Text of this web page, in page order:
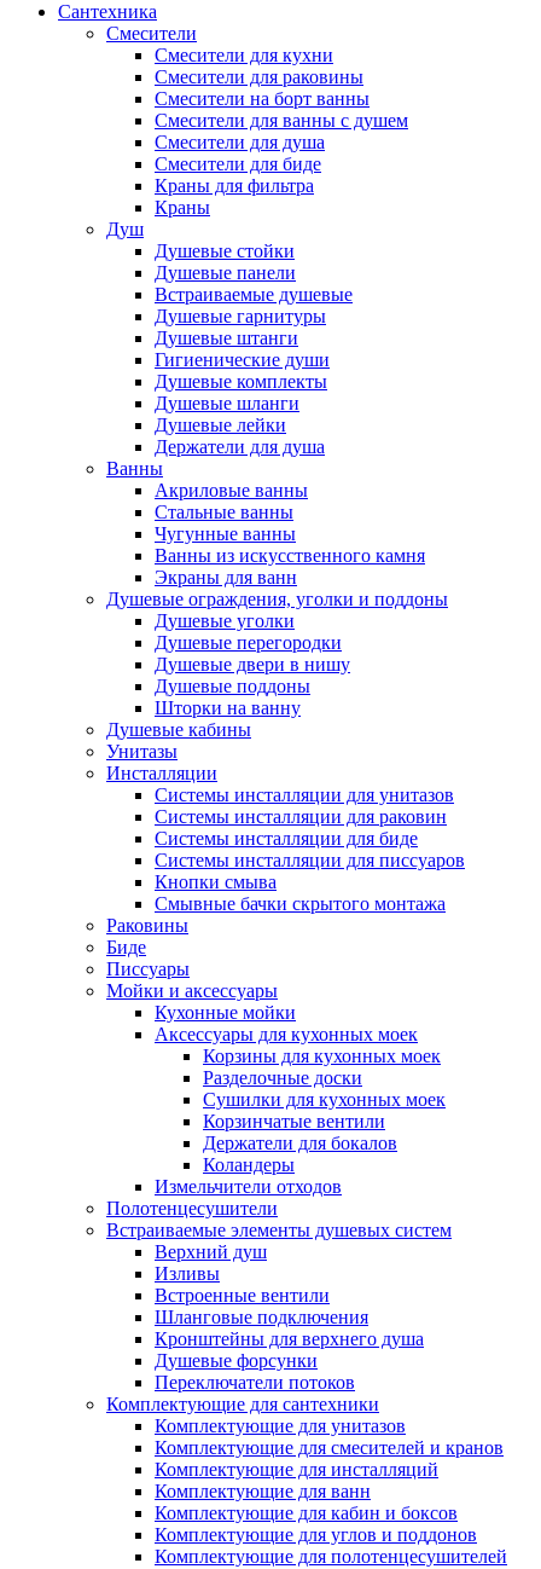
Сантехника
Смесители
Смесители для кухни
Смесители для раковины
Смесители на борт ванны
Смесители для ванны с душем
Смесители для душа
Смесители для биде
Краны для фильтра
Краны
Душ
Душевые стойки
Душевые панели
Встраиваемые душевые
Душевые гарнитуры
Душевые штанги
Гигиенические души
Душевые комплекты
Душевые шланги
Душевые лейки
Держатели для душа
Ванны
Акриловые ванны
Стальные ванны
Чугунные ванны
Ванны из искусственного камня
Экраны для ванн
Душевые ограждения, уголки и поддоны
Душевые уголки
Душевые перегородки
Душевые двери в нишу
Душевые поддоны
Шторки на ванну
Душевые кабины
Унитазы
Инсталляции
Системы инсталляции для унитазов
Системы инсталляции для раковин
Системы инсталляции для биде
Системы инсталляции для писсуаров
Кнопки смыва
Смывные бачки скрытого монтажа
Раковины
Биде
Писсуары
Мойки и аксессуары
Кухонные мойки
Аксессуары для кухонных моек
Корзины для кухонных моек
Разделочные доски
Сушилки для кухонных моек
Корзинчатые вентили
Держатели для бокалов
Коландеры
Измельчители отходов
Полотенцесушители
Встраиваемые элементы душевых систем
Верхний душ
Изливы
Встроенные вентили
Шланговые подключения
Кронштейны для верхнего душа
Душевые форсунки
Переключатели потоков
Комплектующие для сантехники
Комплектующие для унитазов
Комплектующие для смесителей и кранов
Комплектующие для инсталляций
Комплектующие для ванн
Комплектующие для кабин и боксов
Комплектующие для углов и поддонов
Комплектующие для полотенцесушителей